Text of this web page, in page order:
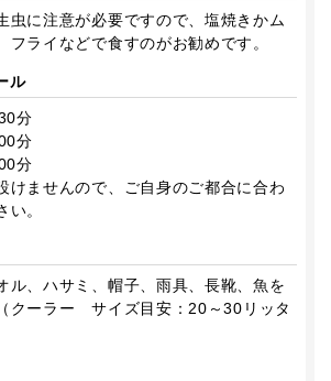
虫に注意が必要ですので、塩焼きかム
フライなどで食すのがお勧めです。
ル
分
分
分
けませんので、ご自身のご都合に合わ
い。
ル、ハサミ、帽子、雨具、長靴、魚を
クーラー サイズ目安：20～30リッタ